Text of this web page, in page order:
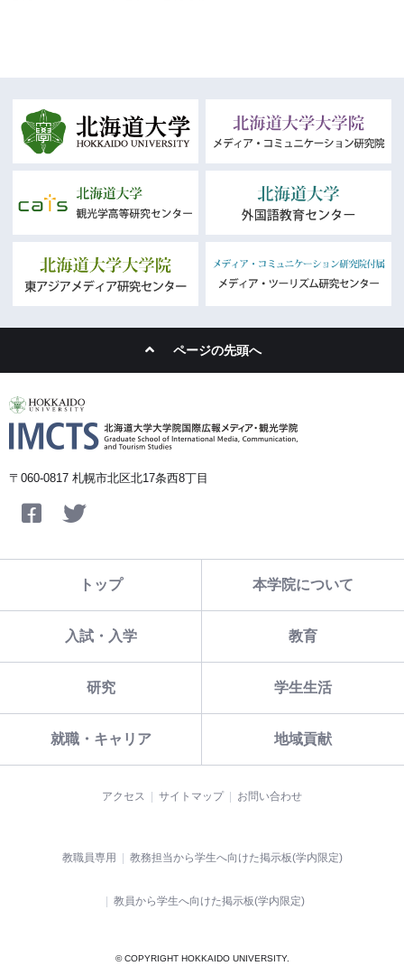
ページの先頭へ
〒060-0817 札幌市北区北17条西8丁目
Facebook
トップ 本学院について
入試・入学 教育
研究 学生生活
就職・キャリア 地域貢献
アクセス サイトマップ お問い合わせ
教職員専用 教務担当から学生へ向けた掲示板(学内限定)
教員から学生へ向けた掲示板(学内限定)
© COPYRIGHT HOKKAIDO UNIVERSITY.